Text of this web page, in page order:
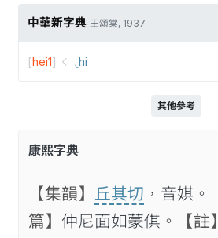
中華新字典 王頌棠, 1937
[hei1] ꜀hi
其他參考
康熙字典
【集韻】 丘其切 ，音娸。
篇】 仲尼面如蒙倛。 【註】